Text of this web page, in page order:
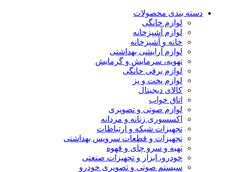
دسته بندی محصولات
لوازم خانگی
لوازم آشپزخانه
خانه و آشپزخانه
لوازم آرایشی بهداشتی
تهویه، سرمایش و گرمایش
لوازم برقی خانگی
لوازم پخت و پز
کالای دیجیتال
اتاق خواب
لوازم صوتی و تصویری
اکسسوری زنانه و مردانه
تجهیزات شبکه و ارتباطات
تجهیزات و قطعات سرویس بهداشتی
تهیه و سرو چای و قهوه
خودرو، ابزار و تجهیزات صنعتی
سیستم صوتی و تصویری خودرو